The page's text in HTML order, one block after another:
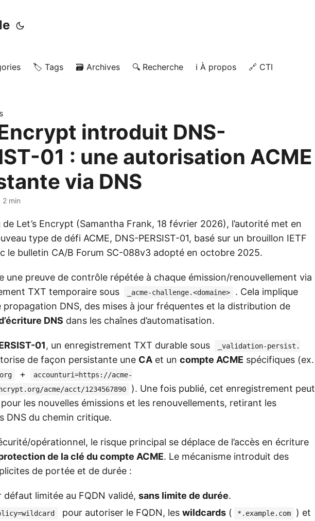
🏷️ Tags 🗃️ Archives 🔍 Recherche ℹ️ À propos 🔗 CTI
introduit DNS-
01 : une autorisation ACME
via DNS
2 min
de Let’s Encrypt (Samantha Frank, 18 février 2026), l’autorité met en
type de défi ACME, DNS-PERSIST-01, basé sur un brouillon IETF
le bulletin CA/B Forum SC-088v3 adopté en octobre 2025.
une preuve de contrôle répétée à chaque émission/renouvellement via
TXT temporaire sous
_acme-challenge.<domaine>
. Cela implique
propagation DNS, des mises à jour fréquentes et la distribution de
DNS dans les chaînes d’automatisation.
01, un enregistrement TXT durable sous
_validation-persist.
de façon persistante une CA et un compte ACME spécifiques (ex.
+
accounturi=https://acme-
acme/acct/1234567890
). Une fois publié, cet enregistrement peut
les nouvelles émissions et les renouvellements, retirant les
DNS du chemin critique.
opérationnel, le risque principal se déplace de l’accès en écriture
de la clé du compte ACME. Le mécanisme introduit des
de portée et de durée :
défaut limitée au FQDN validé, sans limite de durée.
pour autoriser le FQDN, les wildcards ( *.example.com
) et